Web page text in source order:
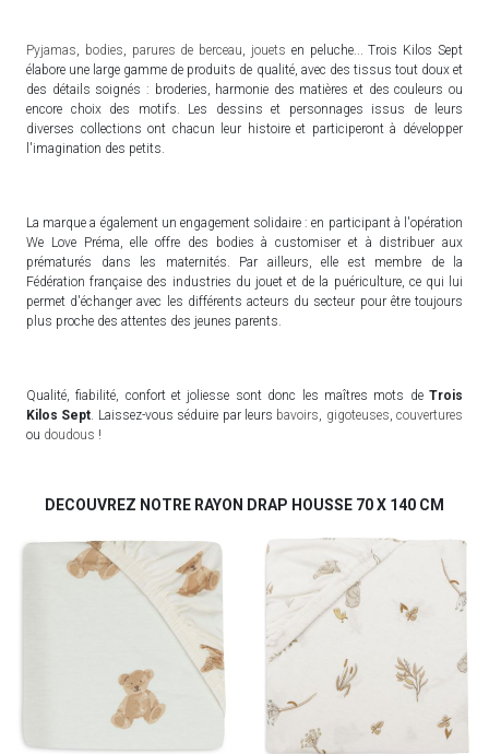
Pyjamas bodies parures de berceau jouets en peluche... Trois Kilos Sept
élabore une large gamme de produits de qualité, avec des tissus tout doux et
des détails soignés : broderies, harmonie des matières et des couleurs ou
encore choix des motifs. Les dessins et personnages issus de leurs
diverses collections ont chacun leur histoire et participeront à développer
l'imagination des petits.
La marque a également un engagement solidaire : en participant à l'opération
We Love Préma, elle offre des bodies à customiser et à distribuer aux
prématurés dans les maternités. Par ailleurs, elle est membre de la
Fédération française des industries du jouet et de la puériculture, ce qui lui
permet d'échanger avec les différents acteurs du secteur pour être toujours
plus proche des attentes des jeunes parents.
Qualité, fiabilité, confort et joliesse sont donc les maîtres mots de Trois
Kilos Sept . Laissez-vous séduire par leurs bavoirs gigoteuses couvertures
ou doudous !
DECOUVREZ NOTRE RAYON DRAP HOUSSE 70 X 140 CM